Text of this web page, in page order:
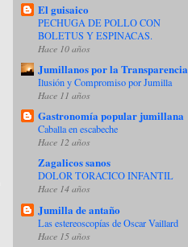
El guisaico
PECHUGA DE POLLO CON
BOLETUS Y ESPINACAS.
Hace 10 años
Jumillanos por la Transparencia
Ilusión y Compromiso por Jumilla
Hace 11 años
Gastronomía popular jumillana
Caballa en escabeche
Hace 12 años
Zagalicos sanos
DOLOR TORACICO INFANTIL
Hace 14 años
Jumilla de antaño
Las estereoscopías de Oscar Vaillard
Hace 15 años